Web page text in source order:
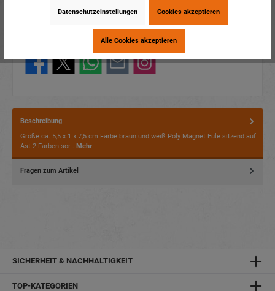
4014466179336
Dieses Produkt weiterempfehlen:
Beschreibung
Größe ca. 5,5 x 1 x 7,5 cm Farbe braun und weiß Poly Magnet Eule sitzend auf
Ast 2 Farben sor… Mehr
Fragen zum Artikel
SICHERHEIT & NACHHALTIGKEIT
TOP-KATEGORIEN
Datenschutzeinstellungen Cookies akzeptieren
Alle Cookies akzeptieren